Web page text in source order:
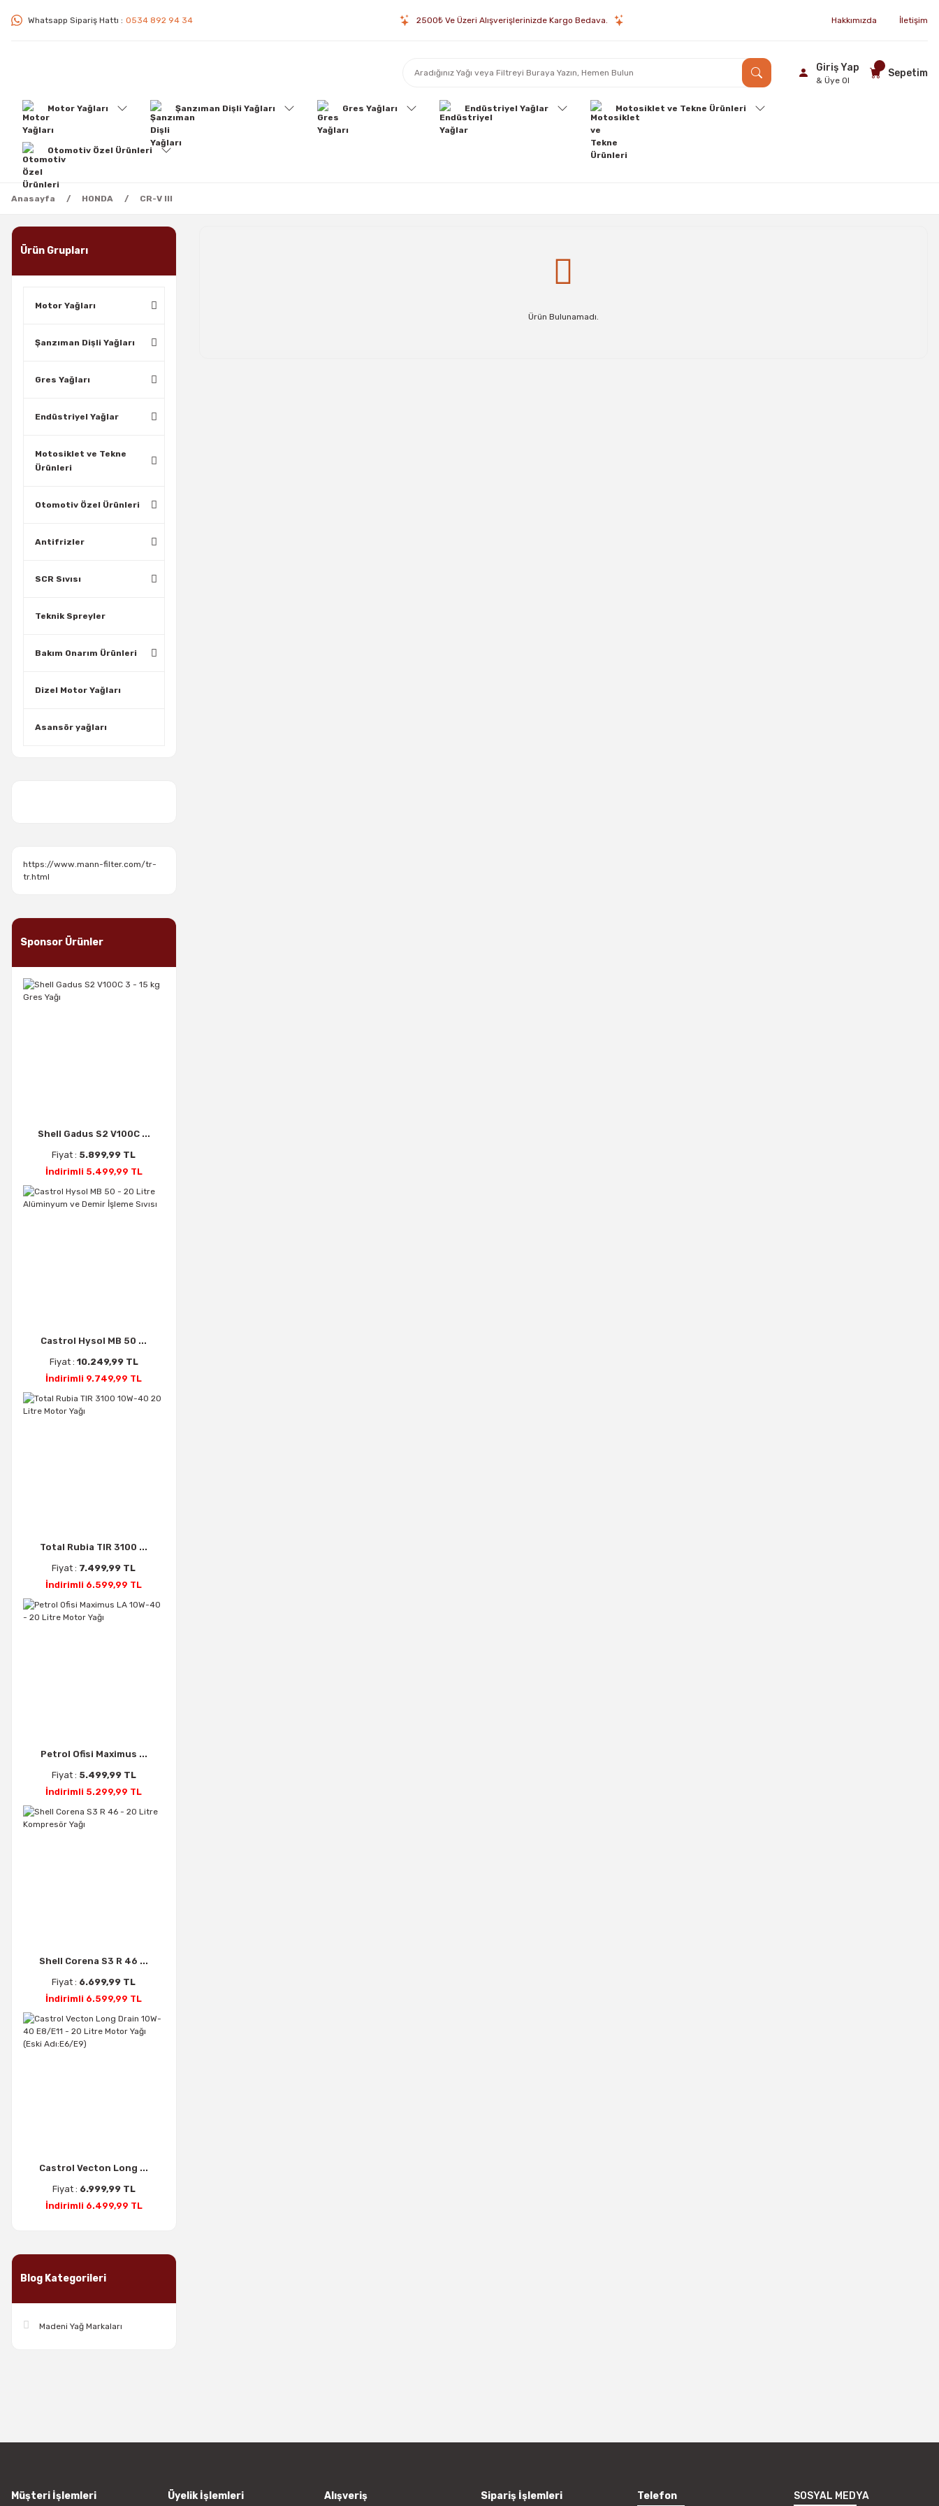
Whatsapp Sipariş Hattı : 0534 892 94 34 2500₺ Ve Üzeri Alışverişlerinizde Kargo Bedava. Hakkımızda İletişim
Giriş Yap
& Üye Ol
Sepetim
Motor Yağları Şanzıman Dişli Yağları Gres Yağları Endüstriyel Yağlar Motosiklet ve Tekne Ürünleri
Otomotiv Özel Ürünleri
Anasayfa HONDA CR-V III
Ürün Grupları
Motor Yağları
Şanzıman Dişli Yağları
Gres Yağları
Endüstriyel Yağlar
Motosiklet ve Tekne
Ürünleri
Otomotiv Özel Ürünleri
Antifrizler
SCR Sıvısı
Teknik Spreyler
Bakım Onarım Ürünleri
Dizel Motor Yağları
Asansör yağları
https://www.mann-filter.com/tr-
tr.html
Sponsor Ürünler
Shell Gadus S2 V100C ...
Fiyat : 5.899,99 TL
İndirimli 5.499,99 TL
Castrol Hysol MB 50 ...
Fiyat : 10.249,99 TL
İndirimli 9.749,99 TL
Total Rubia TIR 3100 ...
Fiyat : 7.499,99 TL
İndirimli 6.599,99 TL
Petrol Ofisi Maximus ...
Fiyat : 5.499,99 TL
İndirimli 5.299,99 TL
Shell Corena S3 R 46 ...
Fiyat : 6.699,99 TL
İndirimli 6.599,99 TL
Castrol Vecton Long ...
Fiyat : 6.999,99 TL
İndirimli 6.499,99 TL
Blog Kategorileri
Madeni Yağ Markaları
Ürün Bulunamadı.
Müşteri İşlemleri Üyelik İşlemleri Alışveriş Sipariş İşlemleri Telefon SOSYAL MEDYA